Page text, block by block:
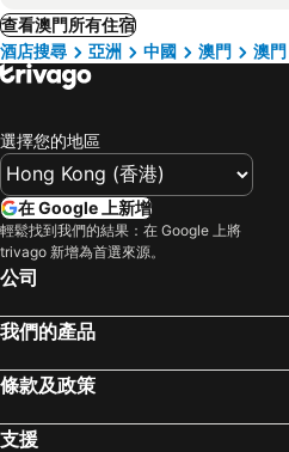
查看澳門所有住宿
酒店搜尋
亞洲 中國 澳門 澳門
選擇您的地區
在 Google 上新增
輕鬆找到我們的結果：在 Google 上將
trivago 新增為首選來源。
公司
我們的產品
條款及政策
支援